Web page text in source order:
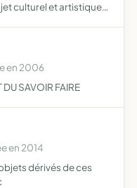
culturel et artistique
en 2006
SAVOIR FAIRE
en 2014
dérivés de ces